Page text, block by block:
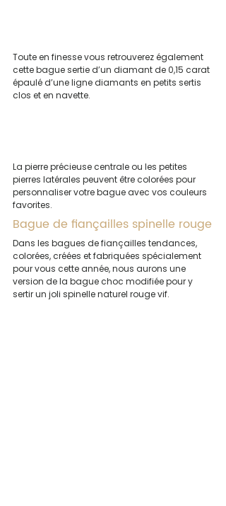
Toute en finesse vous retrouverez également
cette bague sertie d’un diamant de 0,15 carat
épaulé d’une ligne diamants en petits sertis
clos et en navette.
La pierre précieuse centrale ou les petites
pierres latérales peuvent être colorées pour
personnaliser votre bague avec vos couleurs
favorites.
Bague de fiançailles spinelle rouge
Dans les bagues de fiançailles tendances,
colorées, créées et fabriquées spécialement
pour vous cette année, nous aurons une
version de la bague choc modifiée pour y
sertir un joli spinelle naturel rouge vif.